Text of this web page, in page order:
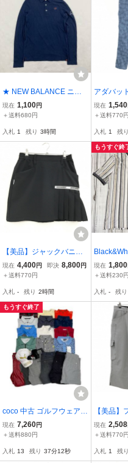
★ NEW BALANCE ニュ
ーバランス ポロシャツ 長
袖 トップス プルオーバー
イビー 4 メンズ
現在 1,100円
＋送料680円
入札 1 残り 3時間
アダバッ
ー×白 チ
ロゴ メン
現在 1,540
＋送料770円
入札 1 残り
【美品】ジャックバニー
スカート 黒 ストレッチ
一部プリーツ ウエスト一
フウェア 2023年モデル J
ack Bunny
現在 4,400円 即決 8,800円
＋送料770円
入札 - 残り 2時間
もうすぐ終
ンドホワ
ャツ スト
メンズ
現在 1,800
＋送料230円
入札 - 残り
もうすぐ終了
coco 中古 ゴルフウェア
ブランド色々 まとめ売り
20点 メンズ おまとめ品 S
現在 7,260円
＋送料880円
入札 13 残り 37分11秒
【美品】
端丈パン
子 ポケッ
ア FILA
現在 2,508
＋送料770円
入札 1 残り